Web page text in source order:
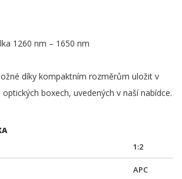
1260 nm – 1650 nm
díky kompaktním rozměrům uložit v
boxech, uvedených v naší nabídce.
1:2
APC